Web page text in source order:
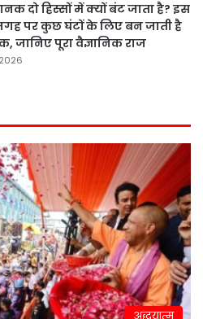
दो हिस्सों में क्यों बंट जाता है? इस
पर कुछ घंटों के लिए बन जाती है
जानिए पूरा वैज्ञानिक राज